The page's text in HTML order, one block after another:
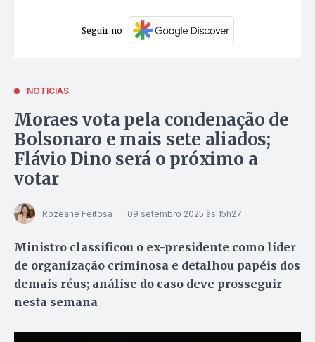
Seguir no
NOTÍCIAS
Moraes vota pela condenação de
Bolsonaro e mais sete aliados;
Flávio Dino será o próximo a
votar
Rozeane Feitosa 09 setembro 2025 às 15h27
Ministro classificou o ex-presidente como líder
de organização criminosa e detalhou papéis dos
demais réus; análise do caso deve prosseguir
nesta semana